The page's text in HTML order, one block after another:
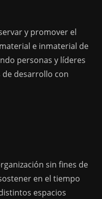
y promover el
e inmaterial de
personas y líderes
de desarrollo con
sin fines de
en el tiempo
espacios